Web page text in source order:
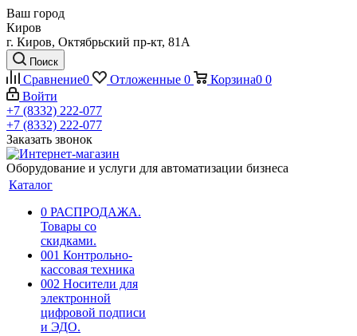
Ваш город
Киров
г. Киров, Октябрьский пр-кт, 81А
Поиск
Сравнение0 Отложенные 0 Корзина0 0
Войти
+7 (8332) 222-077
+7 (8332) 222-077
Заказать звонок
Оборудование и услуги для автоматизации бизнеса
Каталог
0 РАСПРОДАЖА.
Товары со
скидками.
001 Контрольно-
кассовая техника
002 Носители для
электронной
цифровой подписи
и ЭДО.